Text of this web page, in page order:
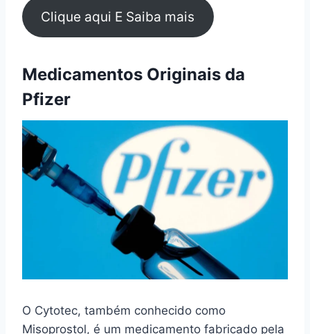
Clique aqui E Saiba mais
Medicamentos Originais da
Pfizer
O Cytotec, também conhecido como
Misoprostol, é um medicamento fabricado pela